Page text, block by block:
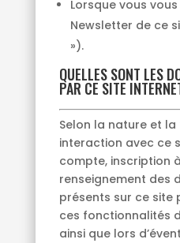
Lorsque vous
Newsletter de ce
»).
QUELLES SONT LES
PAR CE SITE
Selon la nature et
interaction avec ce
compte, inscription
renseignement des
présents sur ce site
ces fonctionnalités
ainsi que lors